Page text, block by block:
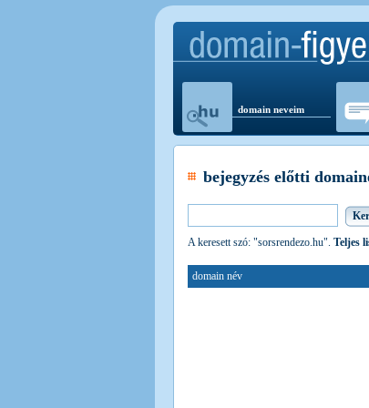
domain neveim
bejegyzés előtti
A keresett szó: "sorsrendezo.hu". Teljes
domain név